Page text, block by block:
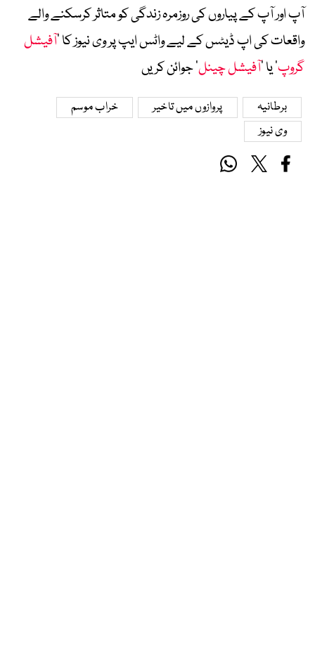
آپ اور آپ کے پیاروں کی روزمرہ زندگی کو متاثر کرسکنے والے
واقعات کی اپ ڈیٹس کے لیے واٹس ایپ پر وی نیوز کا ’آفیشل
گروپ‘ یا ’آفیشل چینل‘ جوائن کریں
برطانیہ پروازوں میں تاخیر
خراب موسم
وی نیوز